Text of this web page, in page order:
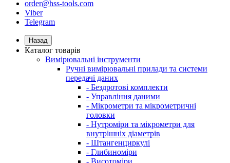
order@hss-tools.com
Viber
Telegram
Назад
Каталог товарів
Вимірювальні інструменти
Ручні вимірювальні прилади та системи
передачі даних
- Бездротові комплекти
- Управління даними
- Мікрометри та мікрометричні
головки
- Нутроміри та мікрометри для
внутрішніх діаметрів
- Штангенциркулі
- Глибиноміри
- Висотоміри